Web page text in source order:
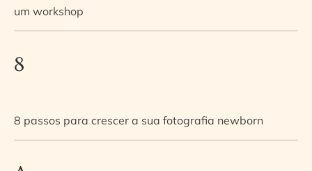
um workshop
8
8 passos para crescer a sua fotografia newborn